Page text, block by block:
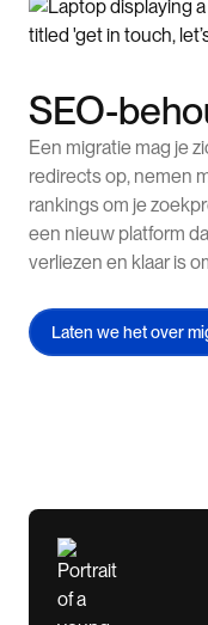
SEO-
Een migratie mag je
redirects op, nemen
rankings om je
een nieuw platform
verliezen en klaar is
Laten we het over